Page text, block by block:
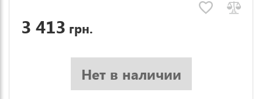
3 413 грн.
Нет в наличии